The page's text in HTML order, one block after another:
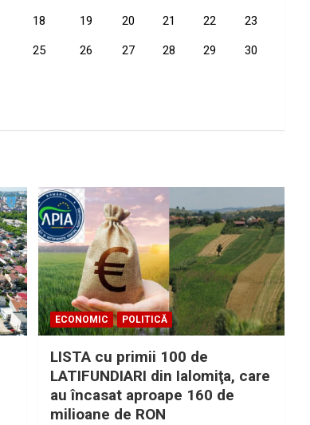
18 19 20 21 22 23
25 26 27 28 29 30
ECONOMIC POLITICĂ
LISTA cu primii 100 de
LATIFUNDIARI din Ialomiţa, care
au încasat aproape 160 de
milioane de RON